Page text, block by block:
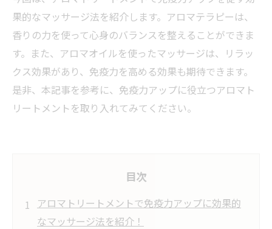
果的なマッサージ法を紹介します。アロマテラピーは、
香りの力を使って心身のバランスを整えることができま
す。また、アロマオイルを使ったマッサージは、リラッ
クス効果があり、免疫力を高める効果も期待できます。
是非、本記事を参考に、免疫力アップに役立つアロマト
リートメントを取り入れてみてください。
目次
アロマトリートメントで免疫力アップに効果的
なマッサージ法を紹介！